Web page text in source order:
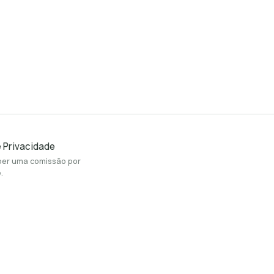
Privacidade
uma comissão por